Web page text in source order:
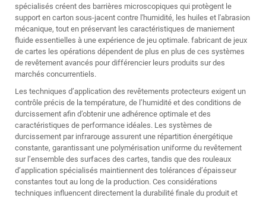
spécialisés créent des barrières microscopiques qui protègent le
support en carton sous-jacent contre l'humidité, les huiles et l'abrasion
mécanique, tout en préservant les caractéristiques de maniement
fluide essentielles à une expérience de jeu optimale. fabricant de jeux
de cartes les opérations dépendent de plus en plus de ces systèmes
de revêtement avancés pour différencier leurs produits sur des
marchés concurrentiels.
Les techniques d’application des revêtements protecteurs exigent un
contrôle précis de la température, de l’humidité et des conditions de
durcissement afin d’obtenir une adhérence optimale et des
caractéristiques de performance idéales. Les systèmes de
durcissement par infrarouge assurent une répartition énergétique
constante, garantissant une polymérisation uniforme du revêtement
sur l’ensemble des surfaces des cartes, tandis que des rouleaux
d’application spécialisés maintiennent des tolérances d’épaisseur
constantes tout au long de la production. Ces considérations
techniques influencent directement la durabilité finale du produit et